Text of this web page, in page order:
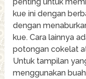
kue ini dengan
dengan
kue. Cara lainnya
potongan cokelat
Untuk tampilan
menggunakan